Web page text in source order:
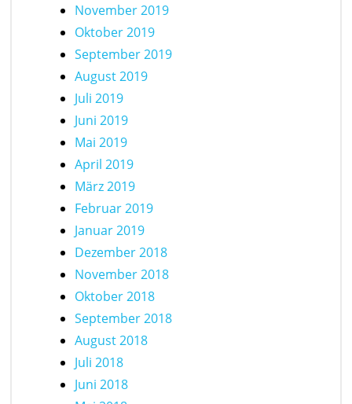
November 2019
Oktober 2019
September 2019
August 2019
Juli 2019
Juni 2019
Mai 2019
April 2019
März 2019
Februar 2019
Januar 2019
Dezember 2018
November 2018
Oktober 2018
September 2018
August 2018
Juli 2018
Juni 2018